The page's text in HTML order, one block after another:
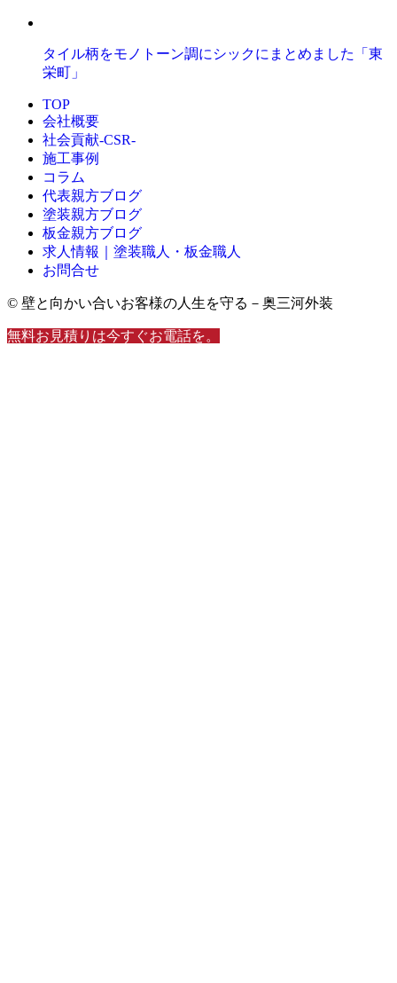
タイル柄をモノトーン調にシックにまとめました「東
栄町」
TOP
会社概要
社会貢献-CSR-
施工事例
コラム
代表親方ブログ
塗装親方ブログ
板金親方ブログ
求人情報｜塗装職人・板金職人
お問合せ
© 壁と向かい合いお客様の人生を守る－奥三河外装
無料お見積りは今すぐお電話を。